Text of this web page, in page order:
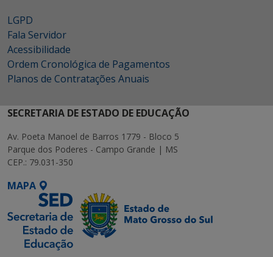
LGPD
Fala Servidor
Acessibilidade
Ordem Cronológica de Pagamentos
Planos de Contratações Anuais
SECRETARIA DE ESTADO DE EDUCAÇÃO
Av. Poeta Manoel de Barros 1779 - Bloco 5
Parque dos Poderes - Campo Grande | MS
CEP.: 79.031-350
MAPA